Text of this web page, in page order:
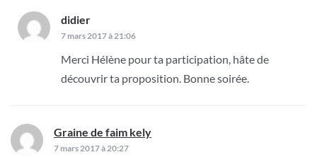
didier
7 mars 2017 à 21:06
Merci Hélène pour ta participation, hâte de
découvrir ta proposition. Bonne soirée.
Graine de faim kely
7 mars 2017 à 20:27